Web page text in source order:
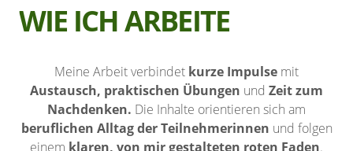
WIE ICH ARBEITE
Meine Arbeit verbindet kurze Impulse mit
Austausch, praktischen Übungen und Zeit zum
Nachdenken. Die Inhalte orientieren sich am
beruflichen Alltag der Teilnehmerinnen und folgen
einem klaren, von mir gestalteten roten Faden.